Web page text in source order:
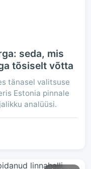
seda, mis
tõsiselt võtta
tänasel valitsuse
Estonia pinnale
analüüsi.